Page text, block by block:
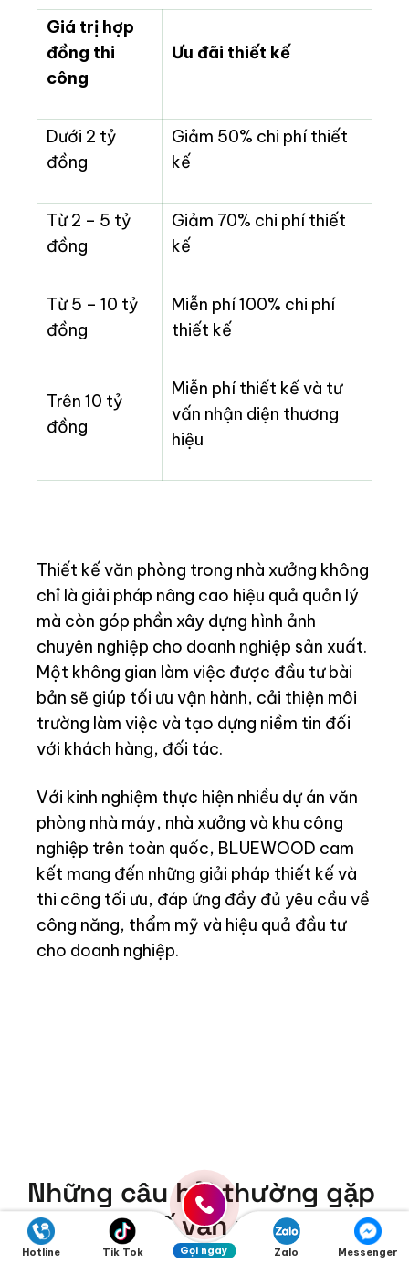
Giá trị hợp
đồng thi
công
Ưu đãi thiết kế
Dưới 2 tỷ
đồng
Giảm 50% chi phí thiết
kế
Từ 2 – 5 tỷ
đồng
Giảm 70% chi phí thiết
kế
Từ 5 – 10 tỷ
đồng
Miễn phí 100% chi phí
thiết kế
Trên 10 tỷ
đồng
Miễn phí thiết kế và tư
vấn nhận diện thương
hiệu
Thiết kế văn phòng trong nhà xưởng không
chỉ là giải pháp nâng cao hiệu quả quản lý
mà còn góp phần xây dựng hình ảnh
chuyên nghiệp cho doanh nghiệp sản xuất.
Một không gian làm việc được đầu tư bài
bản sẽ giúp tối ưu vận hành, cải thiện môi
trường làm việc và tạo dựng niềm tin đối
với khách hàng, đối tác.
Với kinh nghiệm thực hiện nhiều dự án văn
phòng nhà máy, nhà xưởng và khu công
nghiệp trên toàn quốc, BLUEWOOD cam
kết mang đến những giải pháp thiết kế và
thi công tối ưu, đáp ứng đầy đủ yêu cầu về
công năng, thẩm mỹ và hiệu quả đầu tư
cho doanh nghiệp.
Những câu hỏi thường gặp
khi thiết kế văn phòng
trong nhà xưởng?
Hotline Tik Tok Gọi ngay Zalo Messenger